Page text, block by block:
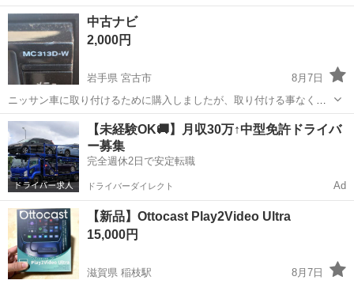
能 (要相談) 早い方優先になりますのでお早めに！ ※ 他にも、希望カ
北海道 札幌市 南郷１８丁目駅
中古ナビ
2,000円
岩手県 宮古市
8月7日
ニッサン車に取り付けるために購入しましたが、取り付ける事なく倉
庫保管してた物です。 購入はR8.６月。 購入時は動作確認済みとして
購入。 配線も付いてきてますが、全てあるかは不明。 参考までに⋯ニ
ッサンの軽とコネクタ...
岩手 宮古市 カーナビ、テレビ ナビ
【未経験OK🚚】月収30万↑中型免許ドライバ
ー募集
完全週休2日で安定転職
ドライバーダイレクト Ad
【新品】Ottocast Play2Video Ultra
15,000円
滋賀県 稲枝駅
8月7日